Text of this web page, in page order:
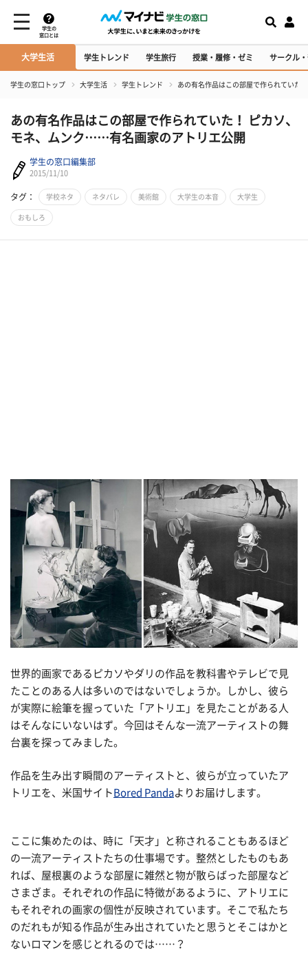
学生の
窓口とは
大学生活 学生トレンド 学生旅行 授業・履修・ゼミ サークル
学生の窓口トップ 大学生活 学生トレンド あの有名作品はこの部屋で作られていた
あの有名作品はこの部屋で作られていた！ ピカソ、
モネ、ムンク……有名画家のアトリエ公開
学生の窓口編集部
2015/11/10
タグ： 学校ネタ ネタバレ 美術館 大学生の本音 大学生
おもしろ
世界的画家であるピカソやダリの作品を教科書やテレビで見
たことのある人は多いのではないでしょうか。しかし、彼ら
が実際に絵筆を握っていた「アトリエ」を見たことがある人
はそんなにいないはず。今回はそんな一流アーティストの舞
台裏を探ってみました。
作品を生み出す瞬間のアーティストと、彼らが立っていたア
トリエを、米国サイト Bored Pandaよりお届けします。
ここに集めたのは、時に「天才」と称されることもあるほど
の一流アーティストたちの仕事場です。整然としたものもあ
れば、屋根裏のような部屋に雑然と物が散らばった部屋など
さまざま。それぞれの作品に特徴があるように、アトリエに
もそれぞれの画家の個性が反映されています。そこで私たち
のだれもが知る作品が生み出されていたと思うとそこはかと
ないロマンを感じとれるのでは……？